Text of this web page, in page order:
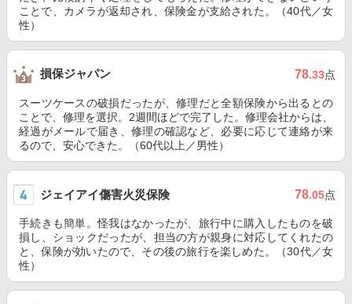
ことで、カメラが返却され、保険金が支給された。（40代／女
性）
損保ジャパン 78.33点
スーツケースの破損だったが、修理だと全額保険から出るとの
ことで、修理を選択。2週間ほどで完了した。修理会社からは、
経過がメールで届き、修理の確認など、必要に応じて連絡が来
るので、安心できた。（60代以上／男性）
ジェイアイ傷害火災保険 78.05点
手続きも簡単。怪我はなかったが、旅行中に購入したものを破
損し、ショックだったが、担当の方が親身に対応してくれたの
と、保険が効いたので、その後の旅行を楽しめた。（30代／女
性）